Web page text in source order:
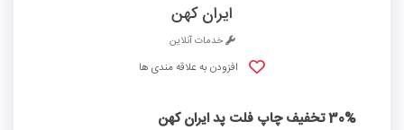
ایران کهن
خدمات آنلاین
افزودن به علاقه مندی ها
30% تخفیف چاپ فلت پد ایران کهن